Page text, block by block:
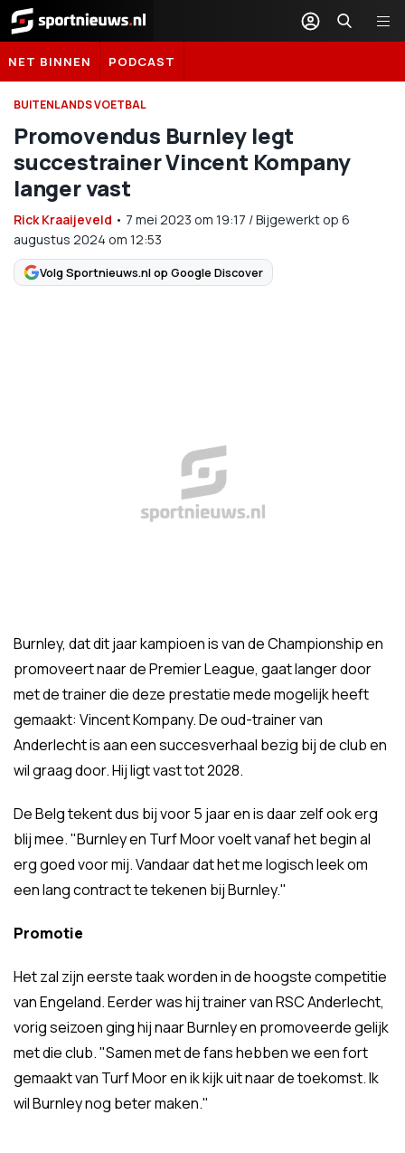
Sportnieuws.nl
NET BINNEN PODCAST
BUITENLANDS VOETBAL
Promovendus Burnley legt
succestrainer Vincent Kompany
langer vast
Rick Kraaijeveld • 7 mei 2023 om 19:17 /Bijgewerkt op 6
augustus 2024 om 12:53
Volg Sportnieuws.nl op Google Discover
Burnley, dat dit jaar kampioen is van de Championship en
promoveert naar de Premier League, gaat langer door
met de trainer die deze prestatie mede mogelijk heeft
gemaakt: Vincent Kompany. De oud-trainer van
Anderlecht is aan een succesverhaal bezig bij de club en
wil graag door. Hij ligt vast tot 2028.
De Belg tekent dus bij voor 5 jaar en is daar zelf ook erg
blij mee. "Burnley en Turf Moor voelt vanaf het begin al
erg goed voor mij. Vandaar dat het me logisch leek om
een lang contract te tekenen bij Burnley."
Promotie
Het zal zijn eerste taak worden in de hoogste competitie
van Engeland. Eerder was hij trainer van RSC Anderlecht,
vorig seizoen ging hij naar Burnley en promoveerde gelijk
met die club. "Samen met de fans hebben we een fort
gemaakt van Turf Moor en ik kijk uit naar de toekomst. Ik
wil Burnley nog beter maken."